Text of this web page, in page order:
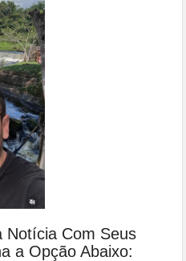
Notícia Com Seus
a Opção Abaixo: